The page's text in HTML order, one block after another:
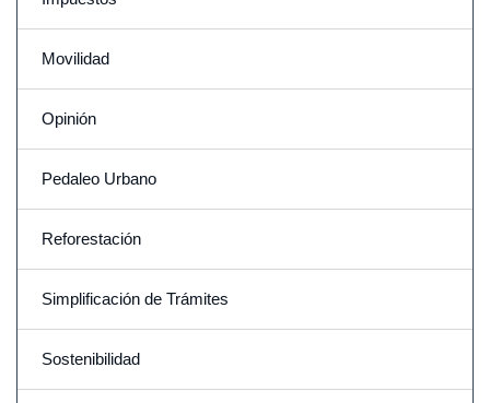
Movilidad
Opinión
Pedaleo Urbano
Reforestación
Simplificación de Trámites
Sostenibilidad